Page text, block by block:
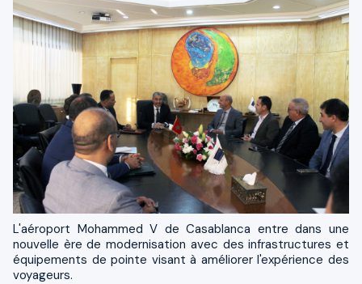
L'aéroport Mohammed V de Casablanca entre dans une
nouvelle ère de modernisation avec des infrastructures et
équipements de pointe visant à améliorer l'expérience des
voyageurs.